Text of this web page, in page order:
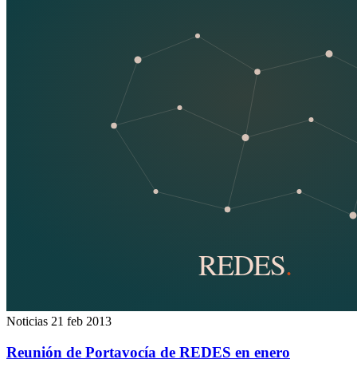
Noticias 21 feb 2013
Reunión de Portavocía de REDES en enero